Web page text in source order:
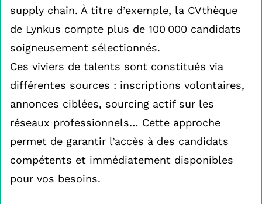
supply chain. À titre d’exemple, la CVthèque
de Lynkus compte plus de 100 000 candidats
soigneusement sélectionnés.
Ces viviers de talents sont constitués via
différentes sources : inscriptions volontaires,
annonces ciblées, sourcing actif sur les
réseaux professionnels… Cette approche
permet de garantir l’accès à des candidats
compétents et immédiatement disponibles
pour vos besoins.